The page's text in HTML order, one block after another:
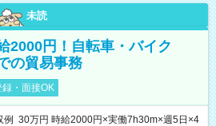
未読
2000円！自転車・バイク
の貿易事務
録・面接OK
30万円 時給2000円×実働7h30m×週5日×4